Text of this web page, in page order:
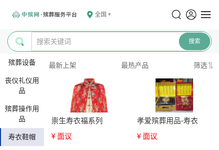
全国
殡葬设备
丧仪礼仪用
品
殡葬操作用
品
寿衣鞋帽
最新上架 最热产品 筛选
崇生寿衣福系列
¥ 面议
孝爱殡葬用品-寿衣
¥ 面议